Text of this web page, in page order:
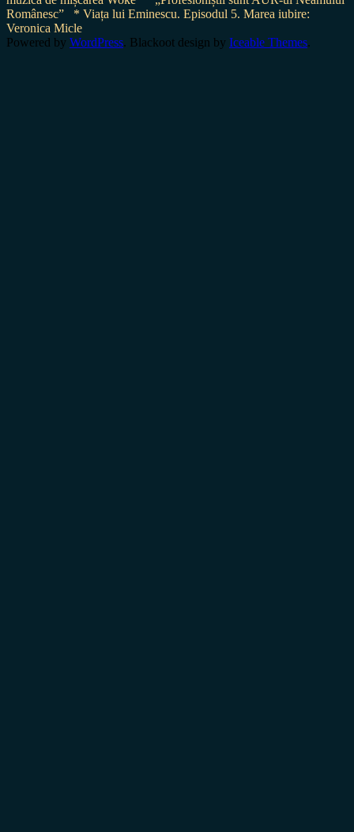
Românesc”
* Viața lui Eminescu. Episodul 5. Marea iubire:
Veronica Micle
Powered by WordPress. Blackoot design by Iceable Themes.